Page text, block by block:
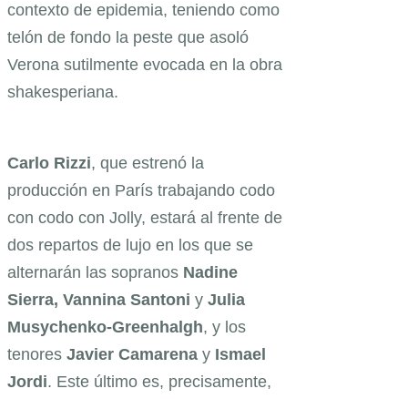
contexto de epidemia, teniendo como
telón de fondo la peste que asoló
Verona sutilmente evocada en la obra
shakesperiana.
Carlo Rizzi, que estrenó la
producción en París trabajando codo
con codo con Jolly, estará al frente de
dos repartos de lujo en los que se
alternarán las sopranos Nadine
Sierra, Vannina Santoni y Julia
Musychenko-Greenhalgh, y los
tenores Javier Camarena y Ismael
Jordi. Este último es, precisamente,